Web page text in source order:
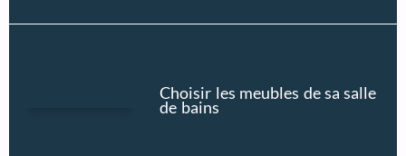
Choisir les meubles de sa salle
de bains